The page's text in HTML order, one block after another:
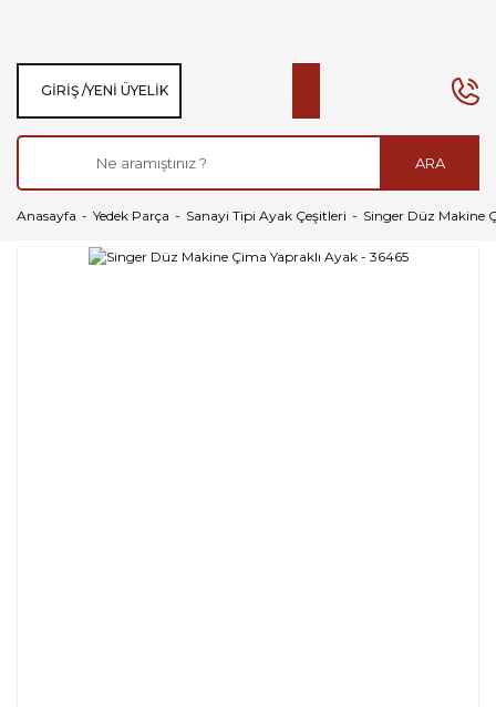
ARA
GIRIŞ /YENI ÜYELIK
Anasayfa Yedek Parça Sanayi Tipi Ayak Çeşitleri Singer Düz Makine